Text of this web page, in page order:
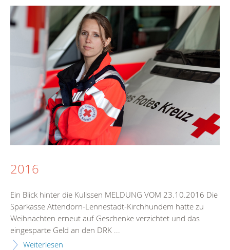
2016
Ein Blick hinter die Kulissen MELDUNG VOM 23.10.2016 Die
Sparkasse Attendorn-Lennestadt-Kirchhundem hatte zu
Weihnachten erneut auf Geschenke verzichtet und das
eingesparte Geld an den DRK ...
Weiterlesen